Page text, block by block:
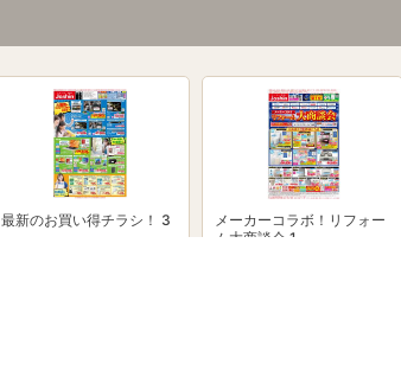
最新のお買い得チラシ！ 3
メーカーコラボ！リフォー
ム大商談会 1